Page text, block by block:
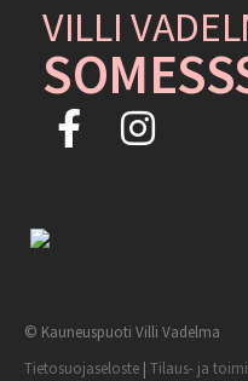
VILLI
© Kauneuspuoti Villi Vadelma
Tietosuojaseloste | Tilaus- ja